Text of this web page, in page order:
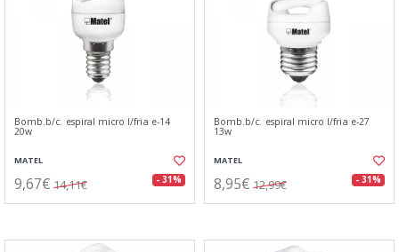
Bomb.b/c. espiral micro l/fria e-14
20w
MATEL
9,67€ 14,11€ - 31%
Bomb.b/c. espiral micro l/fria e-27
13w
MATEL
8,95€ 12,99€ - 31%